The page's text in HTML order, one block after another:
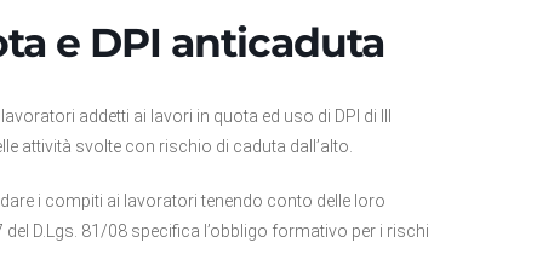
e DPI anticaduta
addetti ai lavori in quota ed uso di DPI di III
attività svolte con rischio di caduta dall’alto.
i compiti ai lavoratori tenendo conto delle loro
D.Lgs. 81/08 specifica l’obbligo formativo per i rischi